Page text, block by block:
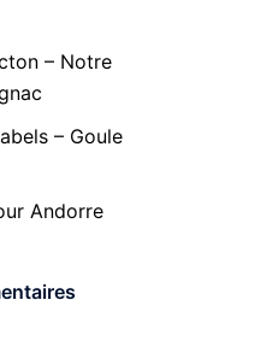
– Notre
– Goule
Andorre